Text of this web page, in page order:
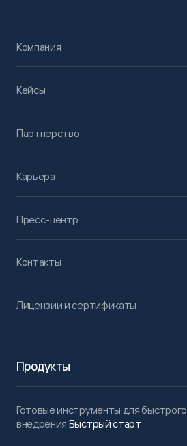
Компания
Кейсы
Партнерство
Карьера
Пресс-центр
Контакты
Лицензии и сертификаты
Продукты
Готовые инструменты для быстрого
внедрения Быстрый старт